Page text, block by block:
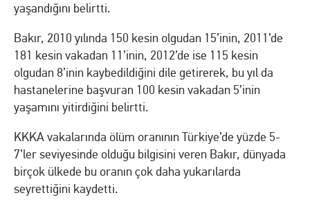
yaşandığını belirtti.
Bakır, 2010 yılında 150 kesin olgudan 15’inin, 2011’de
181 kesin vakadan 11’inin, 2012’de ise 115 kesin
olgudan 8’inin kaybedildiğini dile getirerek, bu yıl da
hastanelerine başvuran 100 kesin vakadan 5’inin
yaşamını yitirdiğini belirtti.
KKKA vakalarında ölüm oranının Türkiye’de yüzde 5-
7’ler seviyesinde olduğu bilgisini veren Bakır, dünyada
birçok ülkede bu oranın çok daha yukarılarda
seyrettiğini kaydetti.